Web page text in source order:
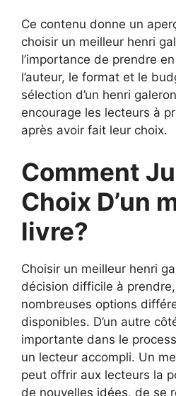
Ce contenu donne un
choisir un meilleur henri
l’importance de prendre
l’auteur, le format et le
sélection d’un henri
encourage les lecteurs à
après avoir fait leur choix.
Comment
Choix D’un
livre?
Choisir un meilleur henri
décision difficile à
nombreuses options
disponibles. D’un autre
importante dans le
un lecteur accompli. Un
peut offrir aux lecteurs la
de nouvelles idées, de se